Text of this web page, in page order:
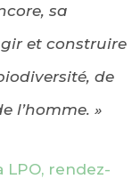
sa
et construire
de
l’homme. »
LPO, rendez-